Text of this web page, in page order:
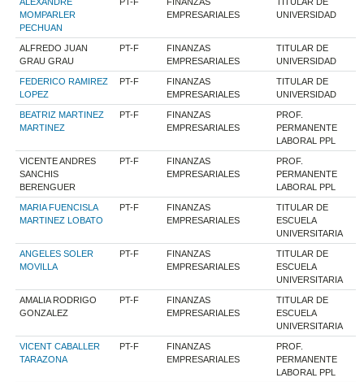
MOMPARLER
PECHUAN
EMPRESARIALES
UNIVERSIDAD
ALFREDO JUAN
GRAU GRAU
PT-F
FINANZAS
EMPRESARIALES
TITULAR DE
UNIVERSIDAD
FEDERICO RAMIREZ
LOPEZ
PT-F
FINANZAS
EMPRESARIALES
TITULAR DE
UNIVERSIDAD
BEATRIZ MARTINEZ
MARTINEZ
PT-F
FINANZAS
EMPRESARIALES
PROF.
PERMANENTE
LABORAL PPL
VICENTE ANDRES
SANCHIS
BERENGUER
PT-F
FINANZAS
EMPRESARIALES
PROF.
PERMANENTE
LABORAL PPL
MARIA FUENCISLA
MARTINEZ LOBATO
PT-F
FINANZAS
EMPRESARIALES
TITULAR DE
ESCUELA
UNIVERSITARIA
ANGELES SOLER
MOVILLA
PT-F
FINANZAS
EMPRESARIALES
TITULAR DE
ESCUELA
UNIVERSITARIA
AMALIA RODRIGO
GONZALEZ
PT-F
FINANZAS
EMPRESARIALES
TITULAR DE
ESCUELA
UNIVERSITARIA
VICENT CABALLER
TARAZONA
PT-F
FINANZAS
EMPRESARIALES
PROF.
PERMANENTE
LABORAL PPL